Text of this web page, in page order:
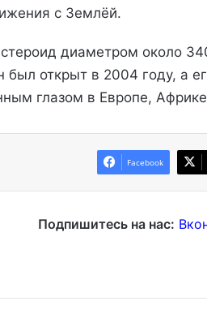
с Землёй.
диаметром около
был открыт в 2004 году, а
глазом в Европе,
Facebook
Подпишитесь на нас: